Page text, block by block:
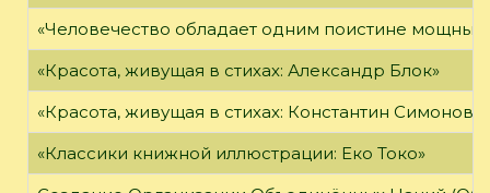
«Человечество обладает одним поистине
«Красота, живущая в стихах: Александр Блок»
«Красота, живущая в стихах: Константин Симонов»
«Классики книжной иллюстрации: Еко Токо»